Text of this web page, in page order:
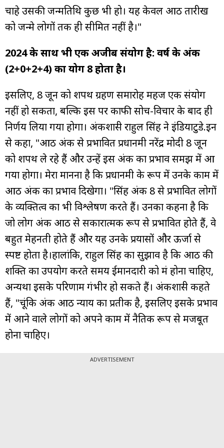
चाहे उसकी जन्मतिथि कुछ भी हो। यह केवल आठ तारीख
को जन्मे लोगों तक ही सीमित नहीं है।"
2024 के साथ भी एक अजीब संयोग है: वर्ष के अंक
(2+0+2+4) का योग 8 होता है।
इसलिए, 8 जून को शपथ ग्रहण समारोह महज एक संयोग
नहीं हो सकता, बल्कि इस पर काफी सोच-विचार के बाद ही
निर्णय लिया गया होगा। अंकशास्त्री राहुल सिंह ने इंडियाटुडे.इन
से कहा, "आठ अंक से प्रभावित प्रधानमंत्री नरेंद्र मोदी 8 जून
को शपथ ले रहे हैं और उन्हें इस अंक का प्रभाव समझ में आ
गया होगा। मेरा मानना है कि प्रधानमंत्री के रूप में उनके काम में
आठ अंक का प्रभाव दिखेगा। "सिंह अंक 8 से प्रभावित लोगों
के व्यक्तित्व का भी विश्लेषण करते हैं। उनका कहना है कि
जो लोग अंक आठ से सकारात्मक रूप से प्रभावित होते हैं, वे
बहुत मेहनती होते हैं और यह उनके प्रयासों और ऊर्जा से
स्पष्ट होता है।हालांकि, राहुल सिंह का सुझाव है कि आठ की
शक्ति का उपयोग करते समय ईमानदारी को मंत्र होना चाहिए,
अन्यथा इसके परिणाम गंभीर हो सकते हैं। अंकशास्त्री कहते
हैं, "चूंकि अंक आठ न्याय का प्रतीक है, इसलिए इसके प्रभाव
में आने वाले लोगों को अपने काम में नैतिक रूप से मजबूत
होना चाहिए।
ADVERTISEMENT